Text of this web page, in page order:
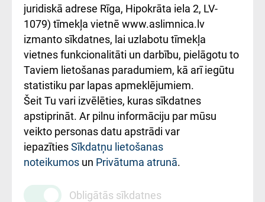
kārtība
Kā pie mums nokļūt
Rēķinu apmaksas
ceļvedis
Rekvizīti un
ārstniecības
iestādes kods
010000234
Maksas
Україною
juridiskā adrese Rīga, Hipokrāta iela 2, LV-
1079) tīmekļa vietnē www.aslimnica.lv
izmanto sīkdatnes, lai uzlabotu tīmekļa
vietnes funkcionalitāti un darbību, pielāgotu to
Taviem lietošanas paradumiem, kā arī iegūtu
statistiku par lapas apmeklējumiem.
Šeit Tu vari izvēlēties, kuras sīkdatnes
apstiprināt. Ar pilnu informāciju par mūsu
veikto personas datu apstrādi var
iepazītiesSīkdatņu lietošanas
noteikumos un Privātuma atrunā.
Obligātās sīkdatnes